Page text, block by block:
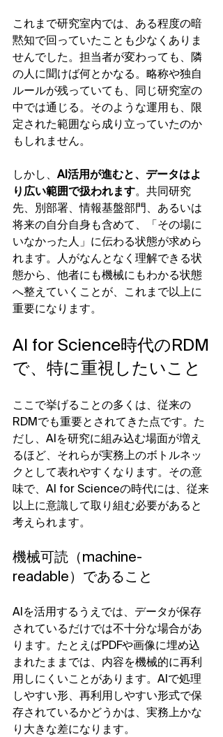
これまで研究室内では、ある程度の暗
黙知で回っていたことも少なくありま
せんでした。担当者が変わっても、隣
の人に聞けば何とかなる。略称や独自
ルールが残っていても、同じ研究室の
中では通じる。そのような運用も、限
定された範囲なら成り立っていたのか
もしれません。
しかし、 AI活用が進むと、データはよ
り広い範囲で扱われます。共同研究
先、別部署、情報基盤部門、あるいは
将来の自分自身も含めて、「その場に
いなかった人」に伝わる状態が求めら
れます。人がなんとなく理解できる状
態から、他者にも機械にもわかる状態
へ整えていくことが、これまで以上に
重要になります。
AI for Science時代のRDM
で、特に重視したいこと
ここで挙げることの多くは、従来の
RDMでも重要とされてきた点です。た
だし、AIを研究に組み込む場面が増え
るほど、それらが実務上のボトルネッ
クとして表れやすくなります。その意
味で、AI for Scienceの時代には、従来
以上に意識して取り組む必要があると
考えられます。
機械可読（machine-
readable）であること
AIを活用するうえでは、データが保存
されているだけでは不十分な場合があ
ります。たとえばPDFや画像に埋め込
まれたままでは、内容を機械的に再利
用しにくいことがあります。AIで処理
しやすい形、再利用しやすい形式で保
存されているかどうかは、実務上かな
り大きな差になります。